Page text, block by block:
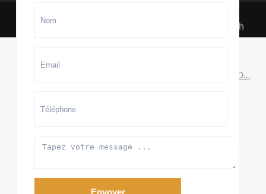
Terrain D4 à vendre sur El Menzeh
villa meublée à louer sur Souissi O...
20.000 Dhs /mois
Envoyer